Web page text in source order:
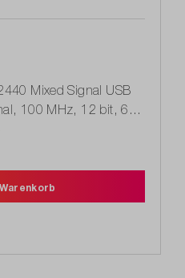
Mixed Signal USB
100 MHz, 12 bit, 600